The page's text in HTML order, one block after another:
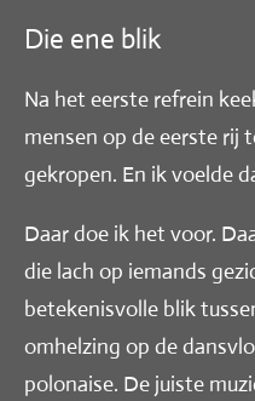
Die ene blik
Na het eerste refrein
mensen op de eerste rij
gekropen. En ik voelde
Daar doe ik het voor.
die lach op iemands
betekenisvolle blik
omhelzing op de
polonaise. De juiste